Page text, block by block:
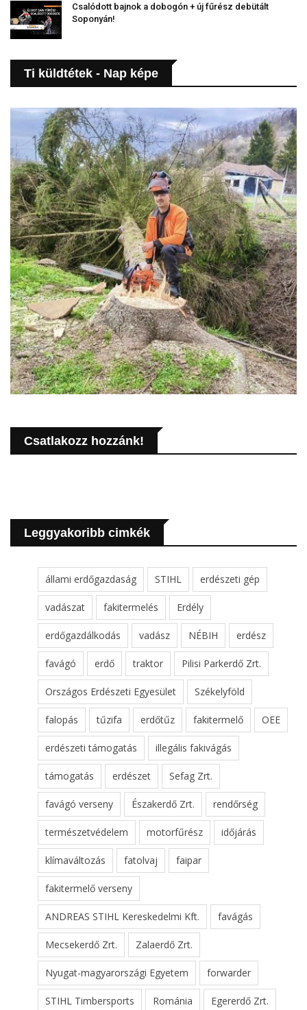
Csalódott bajnok a dobogón + új fűrész debütált
Soponyán!
Ti küldtétek - Nap képe
Csatlakozz hozzánk!
Leggyakoribb cimkék
állami erdőgazdaság STIHL erdészeti gép
vadászat fakitermelés Erdély
erdőgazdálkodás vadász NÉBIH erdész
favágó erdő traktor Pilisi Parkerdő Zrt.
Országos Erdészeti Egyesület Székelyföld
falopás tűzifa erdőtűz fakitermelő OEE
erdészeti támogatás illegális fakivágás
támogatás erdészet Sefag Zrt.
favágó verseny Északerdő Zrt. rendőrség
természetvédelem motorfűrész időjárás
klímaváltozás fatolvaj faipar
fakitermelő verseny
ANDREAS STIHL Kereskedelmi Kft. favágás
Mecsekerdő Zrt. Zalaerdő Zrt.
Nyugat-magyarországi Egyetem forwarder
STIHL Timbersports Románia Egererdő Zrt.